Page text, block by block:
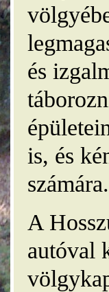
és
is, és
számára.
A
autóval